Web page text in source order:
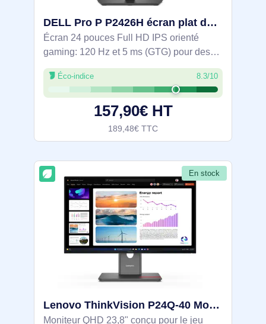
DELL Pro P P2426H écran plat de PC 61 cm (24") 1920 x 1080 pixels Full HD LCD Noir - DELL-P2426H
Écran 24 pouces Full HD IPS orienté
gaming: 120 Hz et 5 ms (GTG) pour des
mouvements fluides. Couleurs fidèles
(sRGB 99 %) et large vision 178° avec
dalle antireflet, plus confort visuel grâce à
Éco-indice 8.3/10
157,90€ HT
189,48€ TTC
En stock
Lenovo ThinkVision P24Q-40 Moniteur - 64B2GAT1EU
Moniteur QHD 23,8" conçu pour le jeu